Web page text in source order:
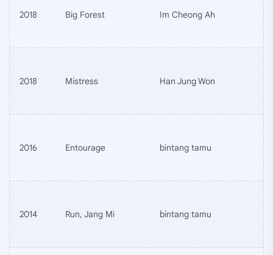
2018 Big Forest Im Cheong Ah
2018 Mistress Han Jung Won
2016 Entourage bintang tamu
2014 Run, Jang Mi bintang tamu